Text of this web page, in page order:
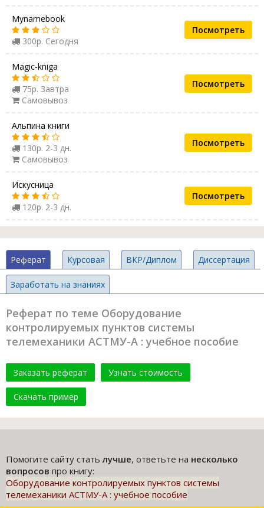
Mynamebook
300р. Сегодня
Посмотреть
Magic-kniga
75р. Завтра
Самовывоз
Посмотреть
Альпина книги
130р. 2-3 дн.
Самовывоз
Посмотреть
Искусница
120р. 2-3 дн.
Посмотреть
Реферат Курсовая ВКР/Диплом Диссертация
Заработать на знаниях
Реферат по теме Оборудование
контролируемых пунктов системы
телемеханики АСТМУ-А : учебное пособие
Заказать реферат Узнать стоимость
Скачать пример
Помогите сайту статьлучше, ответьте на несколько
вопросов про книгу:
Оборудование контролируемых пунктов системы
телемеханики АСТМУ-А : учебное пособие